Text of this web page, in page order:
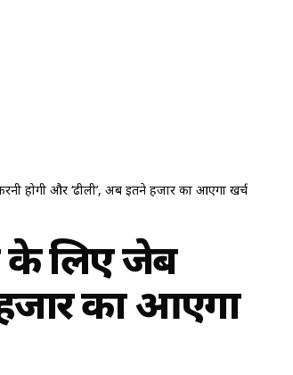
होगी और ‘ढीली’, अब इतने हजार का आएगा खर्च
के लिए जेब
का आएगा